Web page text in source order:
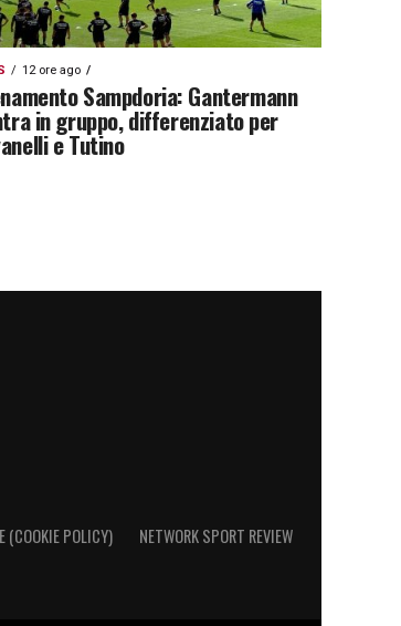
12 ore ago
Sampdoria: Gantermann
in gruppo, differenziato per
e Tutino
(COOKIE POLICY) NETWORK SPORT REVIEW